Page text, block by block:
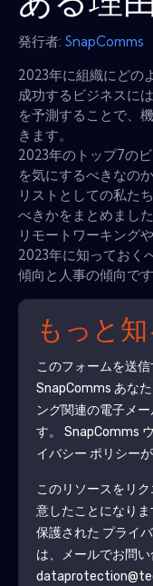
発行者: SnapComms
2023年に組織にどの
成功するビジネスに
を予測することで、
きます。
2023年のトップ7の
を気にするべきなの
リストとしての私た
べきかをまとめました
リモートワーキング
2023年に知っておく
傾向と人事の傾向です
もっと知
このフォームを送
SnapComms あな
ング関連の電子メ
す。 SnapComms
イバシー ポリシー
このリソースをリ
意したことになり
保護された プライ
は、メールでお問